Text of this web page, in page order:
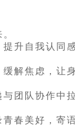
升自我认同感
解焦虑，让
团队协作中
春美好，寄